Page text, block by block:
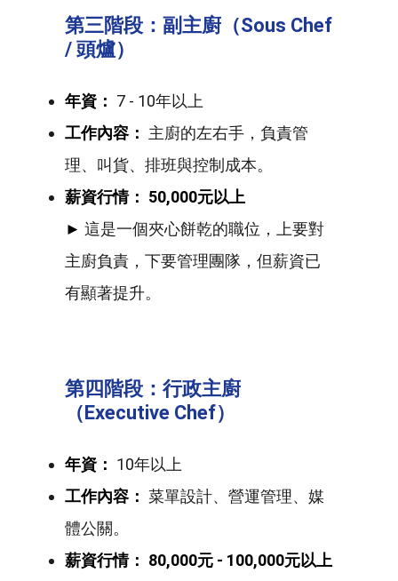
第三階段：副主廚（Sous Chef
/ 頭爐）
年資： 7 - 10年以上
工作內容： 主廚的左右手，負責管
理、叫貨、排班與控制成本。
薪資行情： 50,000元以上
► 這是一個夾心餅乾的職位，上要對
主廚負責，下要管理團隊，但薪資已
有顯著提升。
第四階段：行政主廚
（Executive Chef）
年資： 10年以上
工作內容： 菜單設計、營運管理、媒
體公關。
薪資行情： 80,000元 - 100,000元以上